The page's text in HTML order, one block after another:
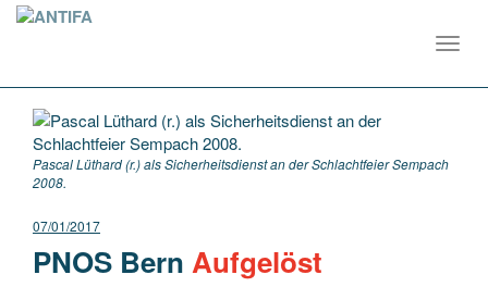
Pascal Lüthard (r.) als Sicherheitsdienst an der Schlachtfeier Sempach
2008.
07/01/2017
PNOS Bern Aufgelöst